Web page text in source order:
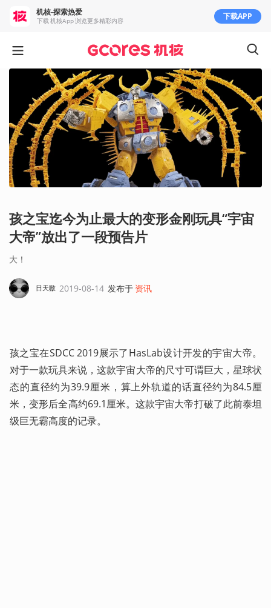
孩之宝迄今为止最大的变形金刚玩具“宇宙
大帝”放出了一段预告片
大！
日天嗷 2019-08-14 发布于 资讯
孩之宝在SDCC 2019展示了HasLab设计开发的宇宙大帝。
对于一款玩具来说，这款宇宙大帝的尺寸可谓巨大，星球状
态的直径约为39.9厘米，算上外轨道的话直径约为84.5厘
米，变形后全高约69.1厘米。这款宇宙大帝打破了此前泰坦
级巨无霸高度的记录。
机核-探索热爱
下载 机核App 浏览更多精彩内容 下载APP